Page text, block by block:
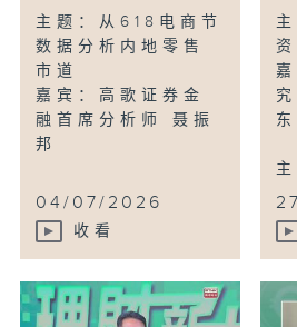
主题：从618电商节
数据分析内地零售
市道
嘉宾：高歌证券金
融首席分析师 聂振
邦
04/07/2026
收看
东